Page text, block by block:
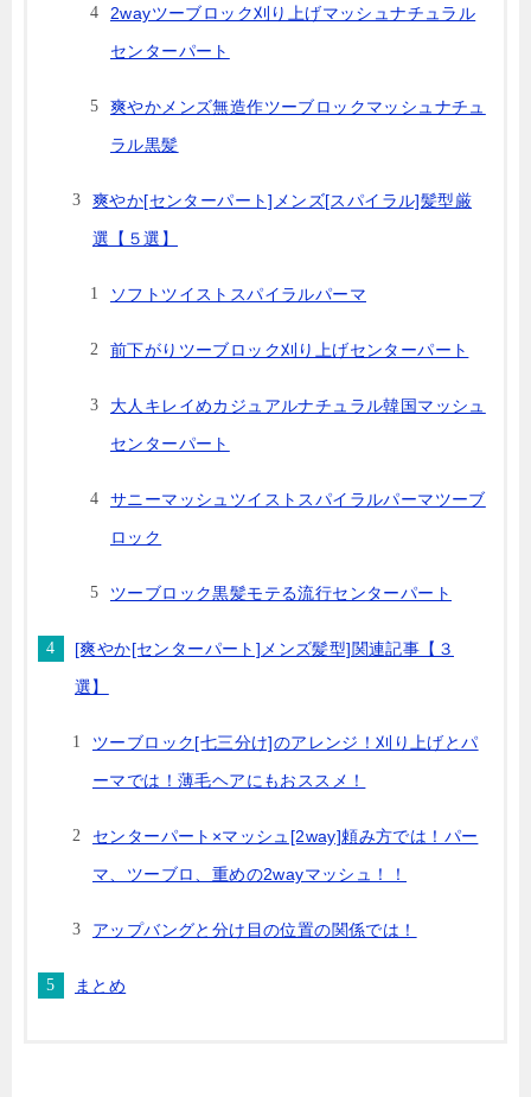
2wayツーブロック刈り上げマッシュナチュラル
センターパート
爽やかメンズ無造作ツーブロックマッシュナチュ
ラル黒髪
爽やか[センターパート]メンズ[スパイラル]髪型厳
選【５選】
ソフトツイストスパイラルパーマ
前下がりツーブロック刈り上げセンターパート
大人キレイめカジュアルナチュラル韓国マッシュ
センターパート
サニーマッシュツイストスパイラルパーマツーブ
ロック
ツーブロック黒髪モテる流行センターパート
[爽やか[センターパート]メンズ髪型]関連記事【３
選】
ツーブロック[七三分け]のアレンジ！刈り上げとパ
ーマでは！薄毛ヘアにもおススメ！
センターパート×マッシュ[2way]頼み方では！パー
マ、ツーブロ、重めの2wayマッシュ！！
アップバングと分け目の位置の関係では！
まとめ